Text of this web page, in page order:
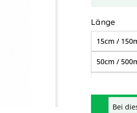
Länge
15cm /
50cm /
2,00m /
Bei